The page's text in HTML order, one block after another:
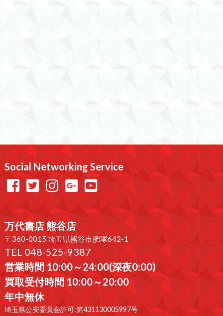
Social Networking Service
万代書店 熊谷店
〒360-0015 埼玉県熊谷市肥塚642-1
TEL 048-525-9387
営業時間 10:00～24:00(深夜0:00)
買取受付時間 10:00～20:00
年中無休
埼玉県公安委員会許可:第431130005997号